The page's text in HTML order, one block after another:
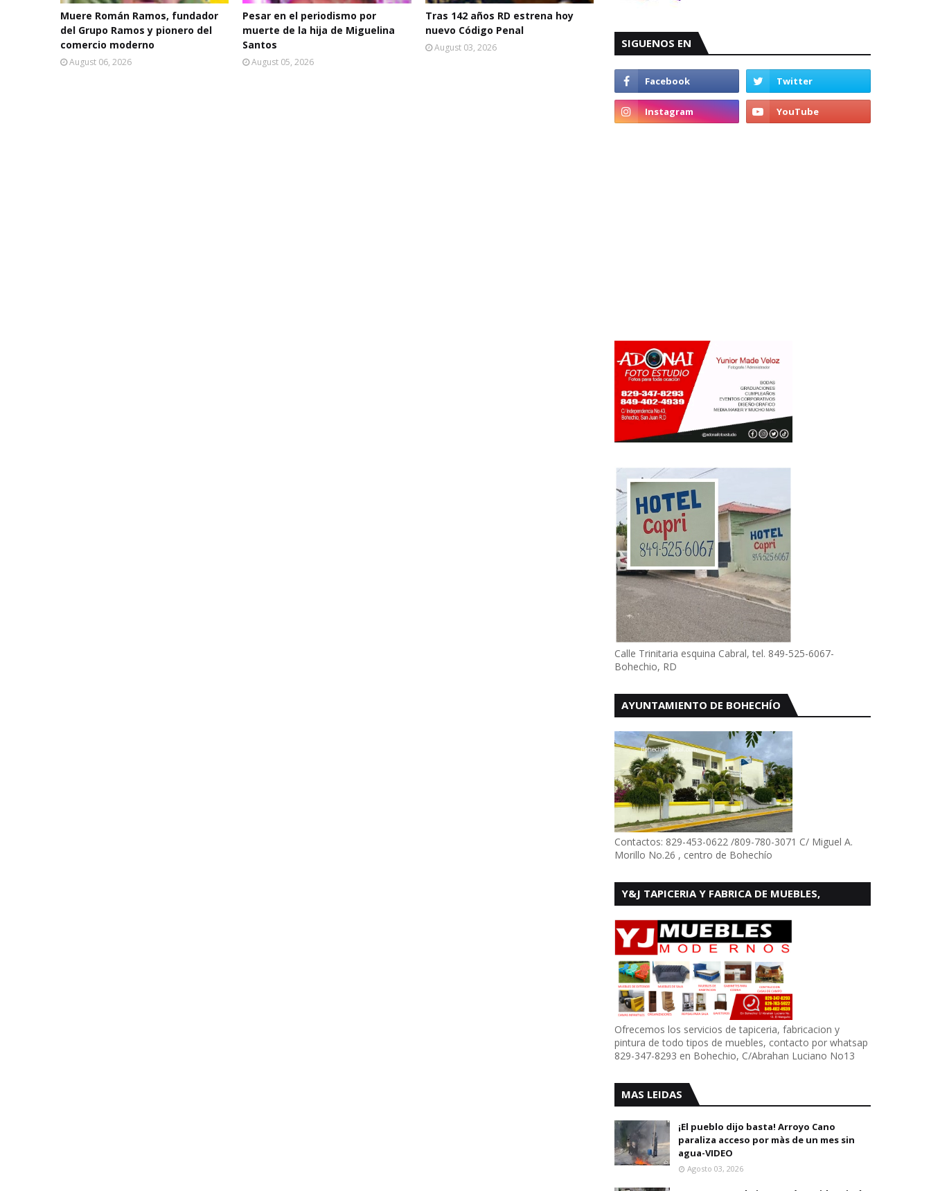
Muere Román Ramos, fundador
del Grupo Ramos y pionero del
comercio moderno
August 06, 2026
Pesar en el periodismo por
muerte de la hija de Miguelina
Santos
August 05, 2026
Tras 142 años RD estrena hoy
nuevo Código Penal
August 03, 2026 SIGUENOS EN
Calle Trinitaria esquina Cabral, tel. 849-525-6067-
Bohechio, RD
AYUNTAMIENTO DE BOHECHÍO
Contactos: 829-453-0622 /809-780-3071 C/ Miguel A.
Morillo No.26 , centro de Bohechío
Y&J TAPICERIA Y FABRICA DE MUEBLES,
Ofrecemos los servicios de tapiceria, fabricacion y
pintura de todo tipos de muebles, contacto por whatsap
829-347-8293 en Bohechio, C/Abrahan Luciano No13
MAS LEIDAS
¡El pueblo dijo basta! Arroyo Cano
paraliza acceso por màs de un mes sin
agua-VIDEO
Agosto 03, 2026